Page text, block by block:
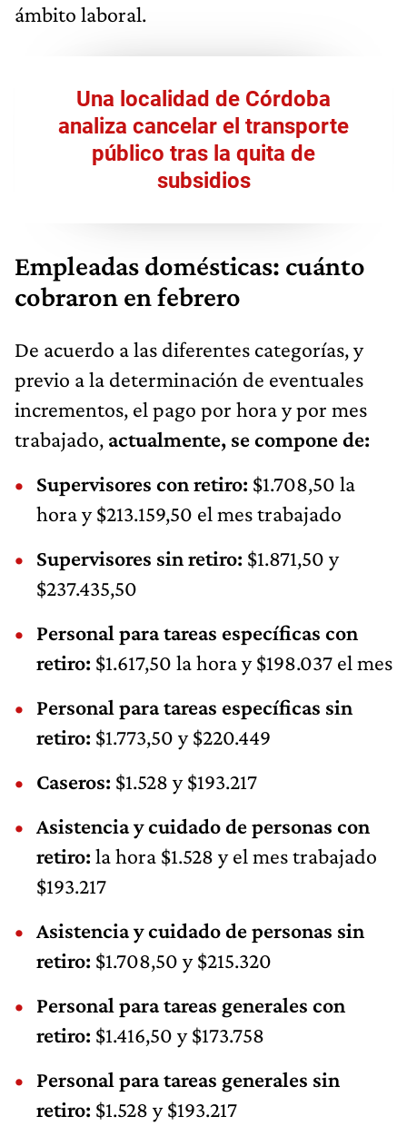
ámbito laboral.
Una localidad de Córdoba
analiza cancelar el transporte
público tras la quita de
subsidios
Empleadas domésticas: cuánto
cobraron en febrero
De acuerdo a las diferentes categorías, y
previo a la determinación de eventuales
incrementos, el pago por hora y por mes
trabajado, actualmente, se compone de:
Supervisores con retiro: $1.708,50 la
hora y $213.159,50 el mes trabajado
Supervisores sin retiro: $1.871,50 y
$237.435,50
Personal para tareas específicas con
retiro: $1.617,50 la hora y $198.037 el mes
Personal para tareas específicas sin
retiro: $1.773,50 y $220.449
Caseros: $1.528 y $193.217
Asistencia y cuidado de personas con
retiro: la hora $1.528 y el mes trabajado
$193.217
Asistencia y cuidado de personas sin
retiro: $1.708,50 y $215.320
Personal para tareas generales con
retiro: $1.416,50 y $173.758
Personal para tareas generales sin
retiro: $1.528 y $193.217